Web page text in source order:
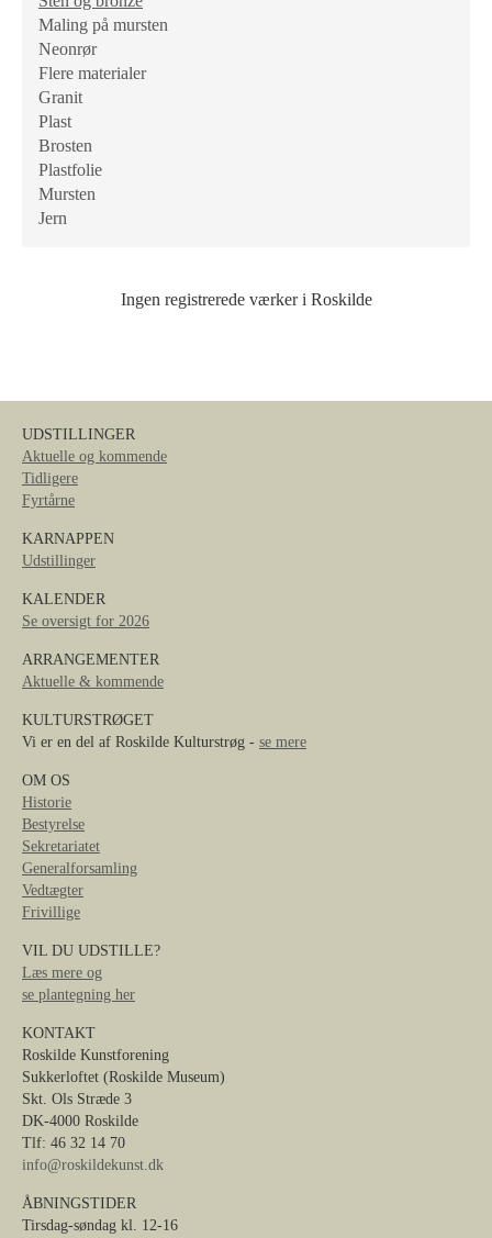
Maling på mursten
Neonrør
Flere materialer
Granit
Plast
Brosten
Plastfolie
Mursten
Jern
Ingen registrerede værker i Roskilde
UDSTILLINGER
Aktuelle og kommende
Tidligere
Fyrtårne
KARNAPPEN
Udstillinger
KALENDER
Se oversigt for 2026
ARRANGEMENTER
Aktuelle & kommende
KULTURSTRØGET
Vi er en del af Roskilde Kulturstrøg - se mere
OM OS
Historie
Bestyrelse
Sekretariatet
Generalforsamling
Vedtægter
Frivillige
VIL DU UDSTILLE?
Læs mere og
se plantegning her
KONTAKT
Roskilde Kunstforening
Sukkerloftet (Roskilde Museum)
Skt. Ols Stræde 3
DK-4000 Roskilde
Tlf: 46 32 14 70
info@roskildekunst.dk
ÅBNINGSTIDER
Tirsdag-søndag kl. 12-16